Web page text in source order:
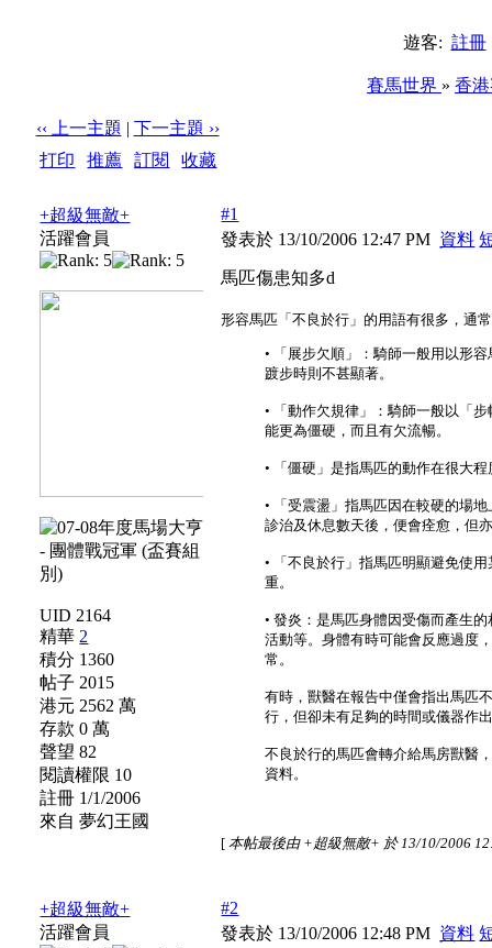
遊客: 註冊
賽馬世界 » 香
‹‹ 上一主題 | 下一主題 ››
打印 |推薦 |訂閱 |收藏
+超級無敵+
活躍會員
UID 2164
精華 2
積分 1360
帖子 2015
港元 2562 萬
存款 0 萬
聲望 82
閱讀權限 10
註冊 1/1/2006
來自 夢幻王國
#1
發表於 13/10/2006 12:47 PM 資料
馬匹傷患知多d
形容馬匹「不良於行」的用語有很多，通
• 「展步欠順」：騎師一般用以形
踱步時則不甚顯著。
• 「動作欠規律」：騎師一般以「
能更為僵硬，而且有欠流暢。
• 「僵硬」是指馬匹的動作在很大
• 「受震盪」指馬匹因在較硬的場
診治及休息數天後，便會痊愈，但
• 「不良於行」指馬匹明顯避免使
重。
• 發炎：是馬匹身體因受傷而產生
活動等。身體有時可能會反應過度
常。
有時，獸醫在報告中僅會指出馬匹
行，但卻未有足夠的時間或儀器作
不良於行的馬匹會轉介給馬房獸醫
資料。
[ 本帖最後由 +超級無敵+ 於 13/10/2006
+超級無敵+
活躍會員
#2
發表於 13/10/2006 12:48 PM 資料